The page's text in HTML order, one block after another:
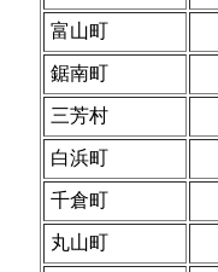
富山町
鋸南町
三芳村
白浜町
千倉町
丸山町